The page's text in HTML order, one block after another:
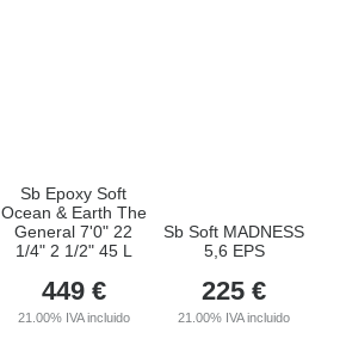
Sb Epoxy Soft
Ocean & Earth The
General 7'0" 22
1/4" 2 1/2" 45 L
449 €
21.00% IVA incluido
Sb Soft MADNESS
5,6 EPS
225 €
21.00% IVA incluido